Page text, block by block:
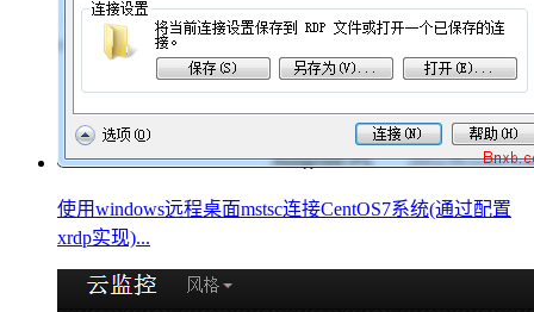
使用windows远程桌面mstsc连接CentOS7系统(通过配置
xrdp实现)...